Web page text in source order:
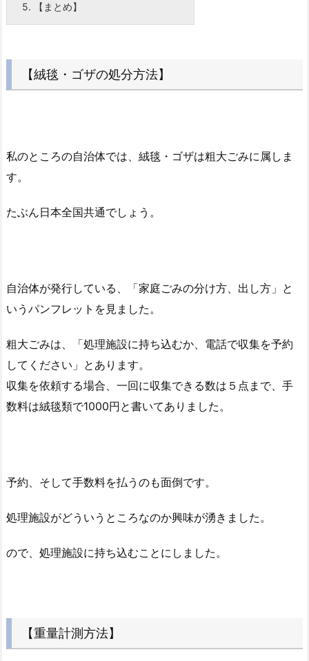
5. 【まとめ】
【絨毯・ゴザの処分方法】
私のところの自治体では、絨毯・ゴザは粗大ごみに属しま
す。
たぶん日本全国共通でしょう。
自治体が発行している、「家庭ごみの分け方、出し方」と
いうパンフレットを見ました。
粗大ごみは、「処理施設に持ち込むか、電話で収集を予約
してください」とあります。
収集を依頼する場合、一回に収集できる数は５点まで、手
数料は絨毯類で1000円と書いてありました。
予約、そして手数料を払うのも面倒です。
処理施設がどういうところなのか興味が湧きました。
ので、処理施設に持ち込むことにしました。
【重量計測方法】